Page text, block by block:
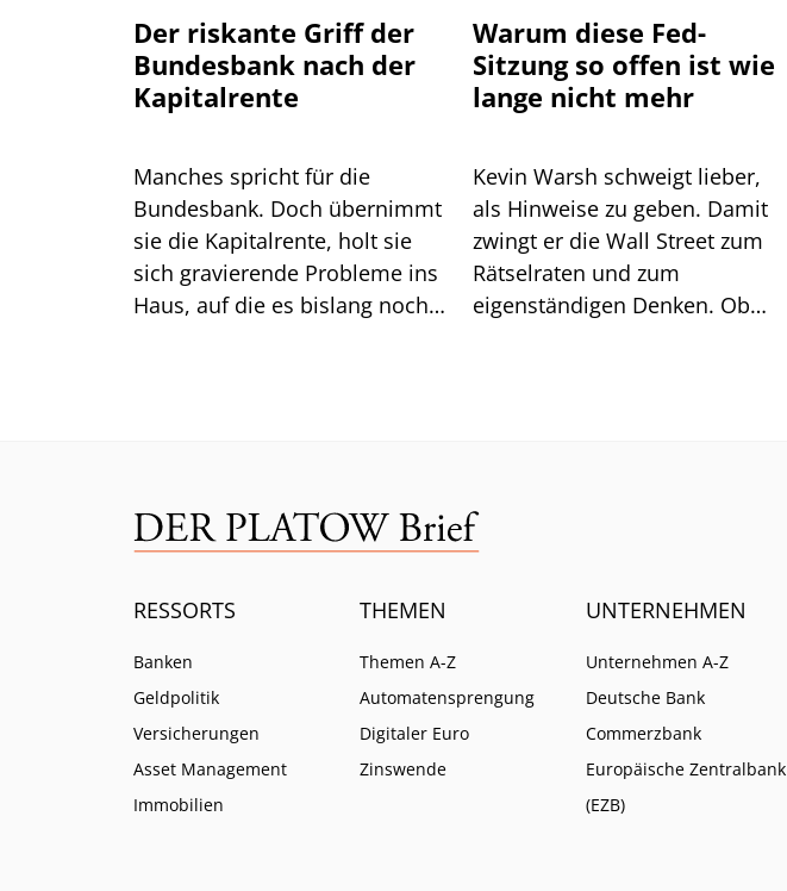
Der riskante Griff der
Bundesbank nach der
Kapitalrente
Manches spricht für die
Bundesbank. Doch übernimmt
sie die Kapitalrente, holt sie
sich gravierende Probleme ins
Haus, auf die es bislang noch
Warum diese Fed-
Sitzung so offen ist wie
lange nicht mehr
Kevin Warsh schweigt lieber,
als Hinweise zu geben. Damit
zwingt er die Wall Street zum
Rätselraten und zum
eigenständigen Denken. Ob
RESSORTS
Banken
Geldpolitik
Versicherungen
Asset Management
Immobilien
THEMEN
Themen A-Z
Automatensprengung
Digitaler Euro
Zinswende
UNTERNEHMEN
Unternehmen A-Z
Deutsche Bank
Commerzbank
Europäische Zentralbank
(EZB)